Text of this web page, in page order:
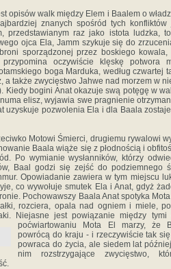
opisów walk między Elem i Baalem o
znanych spośród tych
przedstawianym raz jako istota ludzka,
ojca Ela, Jamm szykuje się do
sporządzonej przez boskiego
oczywiście klęskę potwora
boga Marduka, według czwartej
a także zwycięstwo Jahwe nad morzem w
Kiedy bogini Anat okazuje swą potęgę w
elisz, wyjawia swe pragnienie
uzyskuje pozwolenia Ela i dla Baala
Motowi Śmierci, drugiemu rywalowi
Baala wiąże się z płodnością i
Po wymianie wysłanników, którzy
Baal godzi się zejść do podziemnego
Opowiadanie zawiera w tym miejscu
co wywołuje smutek Ela i Anat, gdyż
Pochowawszy Baala Anat spotyka
rozciera, opala nad ogniem i miele,
Niejasne jest powiązanie między tymi
poćwiartowaniu Mota El marzy, że
powrócą do kraju - i rzeczywiście tak
powraca do życia, ale siedem lat
nim rozstrzygające zwycięstwo,